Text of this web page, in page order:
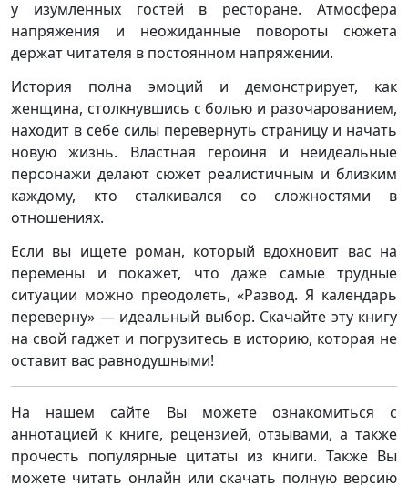
у изумленных гостей в ресторане. Атмосфера
напряжения и неожиданные повороты сюжета
держат читателя в постоянном напряжении.
История полна эмоций и демонстрирует, как
женщина, столкнувшись с болью и разочарованием,
находит в себе силы перевернуть страницу и начать
новую жизнь. Властная героиня и неидеальные
персонажи делают сюжет реалистичным и близким
каждому, кто сталкивался со сложностями в
отношениях.
Если вы ищете роман, который вдохновит вас на
перемены и покажет, что даже самые трудные
ситуации можно преодолеть, «Развод. Я календарь
переверну» — идеальный выбор. Скачайте эту книгу
на свой гаджет и погрузитесь в историю, которая не
оставит вас равнодушными!
На нашем сайте Вы можете ознакомиться с
аннотацией к книге, рецензией, отзывами, а также
прочесть популярные цитаты из книги. Также Вы
можете читать онлайн или скачать полную версию